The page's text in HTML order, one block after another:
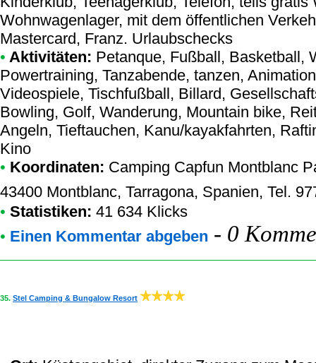
Wohnwagenlager, mit dem öffentlichen
Mastercard, Franz. Urlaubschecks
• Aktivitäten: Petanque, Fußball, Basketball,
Powertraining, Tanzabende, tanzen,
Videospiele, Tischfußball, Billard,
Bowling, Golf, Wanderung, Mountain bike,
Angeln, Tieftauchen, Kanu/kayakfahrten,
Kino
• Koordinaten: Camping Capfun Montblanc
43400 Montblanc, Tarragona, Spanien, Tel.
• Statistiken: 41 634 Klicks
• Einen Kommentar abgeben - 0
35. Stel Camping & Bungalow Resort